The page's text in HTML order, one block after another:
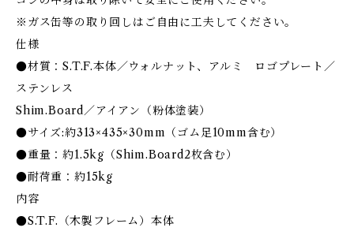
※ガス缶等の取り回しはご自由に工夫してください。
仕様
●材質：S.T.F.本体／ウォルナット、アルミ ロゴプレート／
ステンレス
Shim.Board／アイアン（粉体塗装）
●サイズ:約313×435×30mm（ゴム足10mm含む）
●重量：約1.5kg（Shim.Board2枚含む）
●耐荷重：約15kg
内容
●S.T.F.（木製フレーム）本体